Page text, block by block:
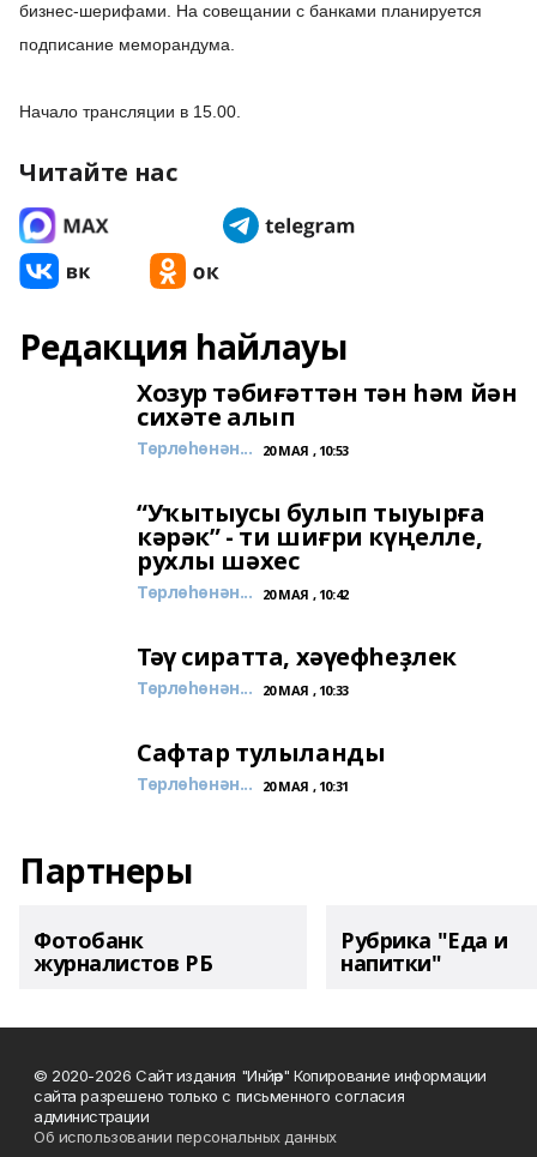
бизнес-шерифами. На совещании с банками планируется
подписание меморандума.
Начало трансляции в 15.00.
Читайте нас
Редакция һайлауы
Хозур тәбиғәттән тән һәм йән
сихәте алып
Төрлөһөнән... 20 МАЯ , 10:53
“Уҡытыусы булып тыуырға
кәрәк” - ти шиғри күңелле,
рухлы шәхес
Төрлөһөнән... 20 МАЯ , 10:42
Тәү сиратта, хәүефһеҙлек
Төрлөһөнән... 20 МАЯ , 10:33
Сафтар тулыланды
Төрлөһөнән... 20 МАЯ , 10:31
Партнеры
Фотобанк
журналистов РБ
Рубрика "Еда и
напитки"
© 2020-2026 Сайт издания "Инйәр" Копирование информации
сайта разрешено только с письменного согласия
администрации
Об использовании персональных данных